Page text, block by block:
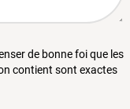
de bonne foi que les
contient sont exactes